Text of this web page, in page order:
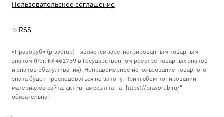
Пользовательское соглашение
RSS
«Праворуб» (pravorub) - является зарегистрированным товарным
знаком (Рег. № 461759 в Государственном реестре товарных знаков
и знаков обслуживания). Неправомерное использование товарного
знака будет преследоваться по закону. При любом копировании
материалов сайта, активная ссылка на "https://pravorub.ru/"
обязательна!